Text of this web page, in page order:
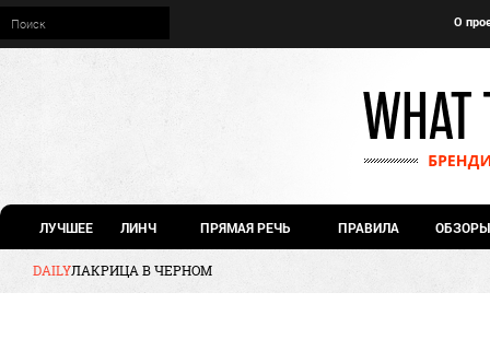
О
ЛУЧШЕЕ ЛИНЧ ПРЯМАЯ РЕЧЬ ПРАВИЛА ОБЗОРЫ
DAILYЛАКРИЦА В ЧЕРНОМ